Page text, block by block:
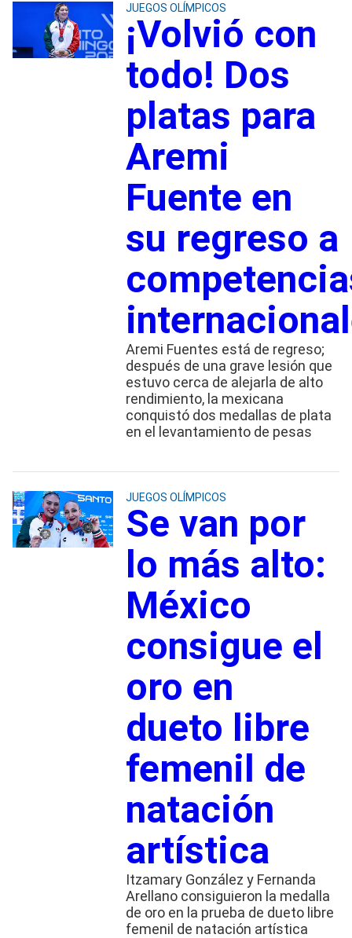
JUEGOS OLÍMPICOS
¡Volvió con
todo! Dos
platas para
Aremi
Fuente en
su regreso a
Aremi Fuentes está de regreso;
después de una grave lesión que
estuvo cerca de alejarla de alto
rendimiento, la mexicana
conquistó dos medallas de plata
en el levantamiento de pesas
JUEGOS OLÍMPICOS
Se van por
lo más alto:
México
consigue el
oro en
dueto libre
femenil de
natación
artística
Itzamary González y Fernanda
Arellano consiguieron la medalla
de oro en la prueba de dueto libre
femenil de natación artística